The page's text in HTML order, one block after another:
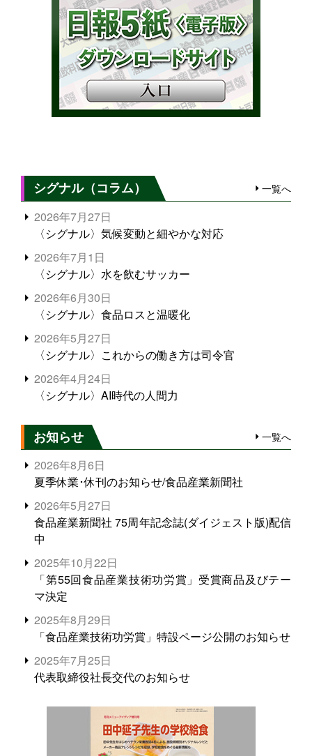
シグナル（コラム） 一覧へ
2026年7月27日
〈シグナル〉気候変動と細やかな対応
2026年7月1日
〈シグナル〉水を飲むサッカー
2026年6月30日
〈シグナル〉食品ロスと温暖化
2026年5月27日
〈シグナル〉これからの働き方は司令官
2026年4月24日
〈シグナル〉AI時代の人間力
お知らせ 一覧へ
2026年8月6日
夏季休業･休刊のお知らせ/食品産業新聞社
2026年5月27日
食品産業新聞社 75周年記念誌(ダイジェスト版)配信
中
2025年10月22日
「第55回食品産業技術功労賞」受賞商品及びテー
マ決定
2025年8月29日
「食品産業技術功労賞」特設ページ公開のお知らせ
2025年7月25日
代表取締役社長交代のお知らせ